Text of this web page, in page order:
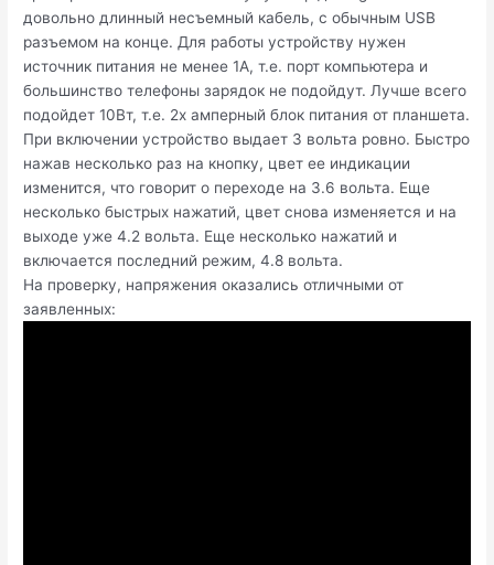
довольно длинный несъемный кабель, с обычным USB
разъемом на конце. Для работы устройству нужен
источник питания не менее 1А, т.е. порт компьютера и
большинство телефоны зарядок не подойдут. Лучше всего
подойдет 10Вт, т.е. 2х амперный блок питания от планшета.
При включении устройство выдает 3 вольта ровно. Быстро
нажав несколько раз на кнопку, цвет ее индикации
изменится, что говорит о переходе на 3.6 вольта. Еще
несколько быстрых нажатий, цвет снова изменяется и на
выходе уже 4.2 вольта. Еще несколько нажатий и
включается последний режим, 4.8 вольта.
На проверку, напряжения оказались отличными от
заявленных: